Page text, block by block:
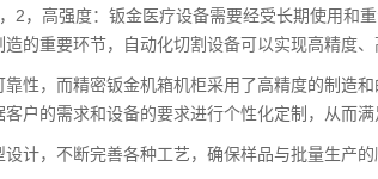
2，高强度：钣金医疗设备需要经受长期使用和
的重要环节，自动化切割设备可以实现高精度
性，而精密钣金机箱机柜采用了高精度的制造
户的需求和设备的要求进行个性化定制，从而满
计，不断完善各种工艺，确保样品与批量生产的